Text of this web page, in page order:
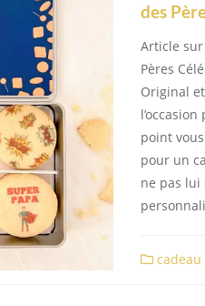
des
Article
Pères
Original
point vous
pour un
ne pas lui